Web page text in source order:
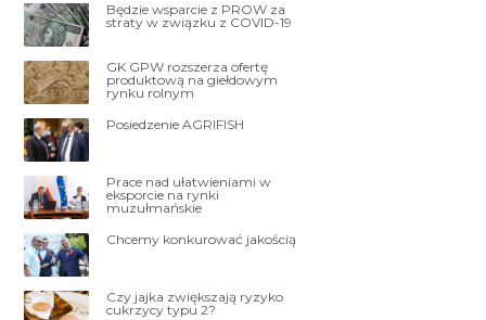
Będzie wsparcie z PROW za
straty w związku z COVID-19
GK GPW rozszerza ofertę
produktową na giełdowym
rynku rolnym
Posiedzenie AGRIFISH
Prace nad ułatwieniami w
eksporcie na rynki
muzułmańskie
Chcemy konkurować jakością
Czy jajka zwiększają ryzyko
cukrzycy typu 2?